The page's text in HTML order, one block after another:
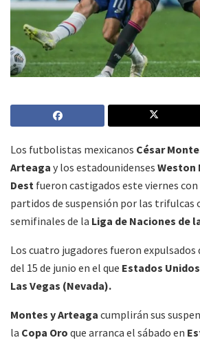
Los futbolistas mexicanos César
Arteaga y los estadounidenses Weston
Dest fueron castigados este viernes
partidos de suspensión por las trifulcas
semifinales de la Liga de Naciones de
Los cuatro jugadores fueron expulsados
del 15 de junio en el que Estados
Las Vegas (Nevada).
Montes y Arteaga cumplirán sus
la Copa Oro que arranca el sábado en